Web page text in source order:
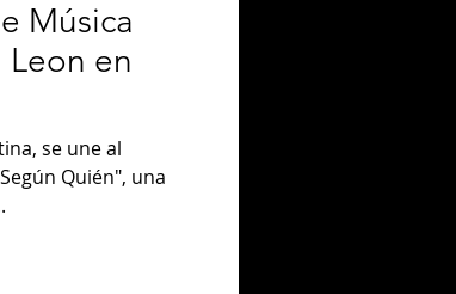
Música
en
se une al
Quién", una